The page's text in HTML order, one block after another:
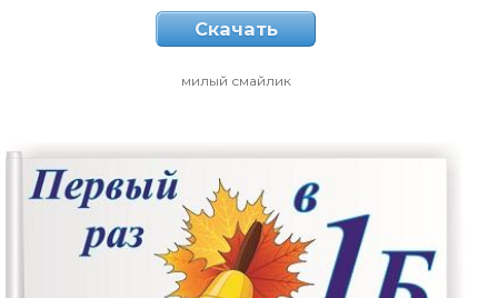
Скачать
милый смайлик